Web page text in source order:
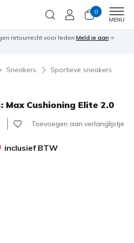
0
MENU
retourrecht voor leden Meld je aan ⭐
Sneakers Sportieve sneakers
Max Cushioning Elite 2.0
Toevoegen aan verlanglijstje
inclusief BTW